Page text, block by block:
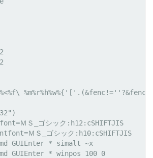
ＭＳ_ゴシック:h12:cSHIFTJIS
ＭＳ_ゴシック:h10:cSHIFTJIS
GUIEnter * simalt ~x
GUIEnter * winpos 100 0